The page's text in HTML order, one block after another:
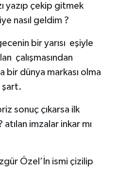
yazıp çekip gitmek
nasıl geldim ?
bir yarısı eşiyle
çalışmasından
bir dünya markası olma
şart.
sonuç çıkarsa ilk
imzalar inkar mı
Özel’İn ismi çizilip